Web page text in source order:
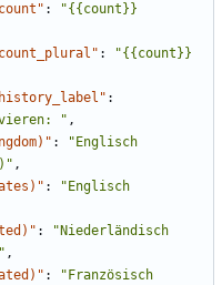
:
"{{count}}
:
"{{count}}
:
" ,
:
"Englisch
,
:
"Englisch
:
"Niederländisch
,
:
"Französisch